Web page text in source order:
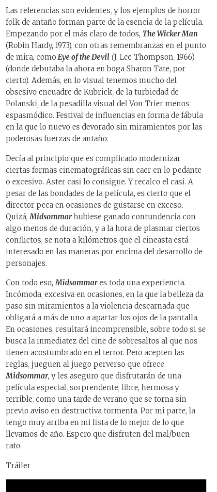
Las referencias son evidentes, y los ejemplos de horror
folk de antaño forman parte de la esencia de la película.
Empezando por el más claro de todos, The Wicker Man
(Robin Hardy, 1973), con otras remembranzas en el punto
de mira, como Eye of the Devil (J. Lee Thompson, 1966)
(donde debutaba la ahora en boga Sharon Tate, por
cierto). Además, en lo visual tenemos mucho del
obsesivo encuadre de Kubrick, de la turbiedad de
Polanski, de la pesadilla visual del Von Trier menos
espasmódico. Festival de influencias en forma de fábula
en la que lo nuevo es devorado sin miramientos por las
poderosas fuerzas de antaño.
Decía al principio que es complicado modernizar
ciertas formas cinematográficas sin caer en lo pedante
o excesivo. Aster casi lo consigue. Y recalco el casi. A
pesar de las bondades de la película, es cierto que el
director peca en ocasiones de gustarse en exceso.
Quizá, Midsommarhubiese ganado contundencia con
algo menos de duración, y a la hora de plasmar ciertos
conflictos, se nota a kilómetros que el cineasta está
interesado en las maneras por encima del desarrollo de
personajes.
Con todo eso,Midsommares toda una experiencia.
Incómoda, excesiva en ocasiones, en la que la belleza da
paso sin miramientos a la violencia descarnada que
obligará a más de uno a apartar los ojos de la pantalla.
En ocasiones, resultará incomprensible, sobre todo si se
busca la inmediatez del cine de sobresaltos al que nos
tienen acostumbrado en el terror. Pero acepten las
reglas, jueguen al juego perverso que ofrece
Midsommar, y les aseguro que disfrutarán de una
película especial, sorprendente, libre, hermosa y
terrible, como una tarde de verano que se torna sin
previo aviso en destructiva tormenta. Por mi parte, la
tengo muy arriba en mi lista de lo mejor de lo que
llevamos de año. Espero que disfruten del mal/buen
rato.
Tráiler